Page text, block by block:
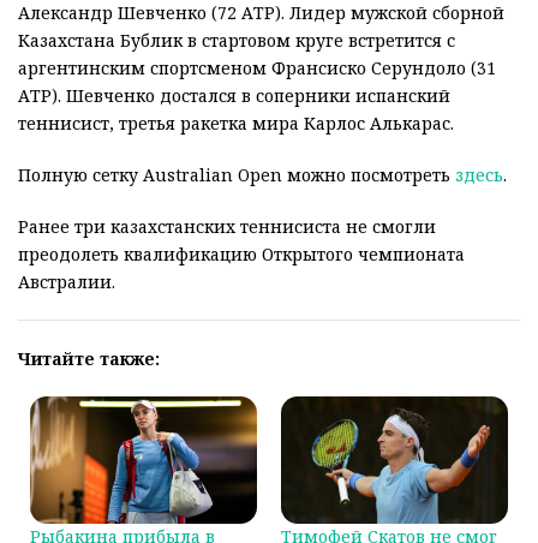
Александр Шевченко (72 АТР). Лидер мужской сборной
Казахстана Бублик в стартовом круге встретится с
аргентинским спортсменом Франсиско Серундоло (31
АТР). Шевченко достался в соперники испанский
теннисист, третья ракетка мира Карлос Алькарас.
Полную сетку Australian Open можно посмотреть здесь.
Ранее три казахстанских теннисиста не смогли
преодолеть квалификацию Открытого чемпионата
Австралии.
Читайте также:
Рыбакина прибыла в
Тимофей Скатов не смог